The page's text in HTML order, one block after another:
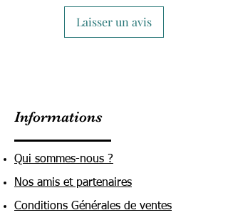
Laisser un avis
Informations
Qui sommes-nous ?
Nos amis et partenaires
Conditions Générales de ventes